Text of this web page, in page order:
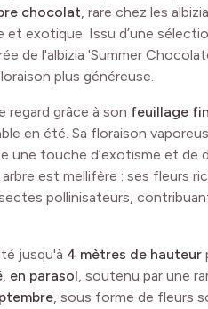
chocolat, rare chez les
et exotique. Issu d’une
de l'albizia 'Summer
plus généreuse.
regard grâce à son feuillage
en été. Sa floraison
une touche d’exotisme et de
est mellifère : ses fleurs
pollinisateurs,
jusqu'à 4 mètres de hauteur
, en parasol, soutenu par une
, sous forme de fleurs